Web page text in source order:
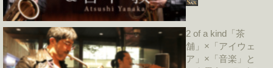
2 of a kind「茶
舗」×「アイウェ
ア」×「音楽」と